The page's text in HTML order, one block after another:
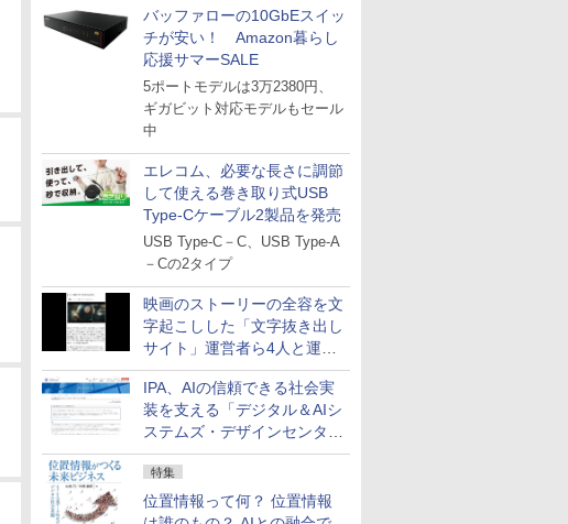
バッファローの10GbEスイッ
チが安い！ Amazon暮らし
応援サマーSALE
5ポートモデルは3万2380円、
ギガビット対応モデルもセール
中
エレコム、必要な長さに調節
して使える巻き取り式USB
Type-Cケーブル2製品を発売
USB Type-C－C、USB Type-A
－Cの2タイプ
映画のストーリーの全容を文
字起こしした「文字抜き出し
サイト」運営者ら4人と運営
法人に有罪判決
IPA、AIの信頼できる社会実
装を支える「デジタル＆AIシ
ステムズ・デザインセンタ
ー」新設
特集
位置情報って何？ 位置情報